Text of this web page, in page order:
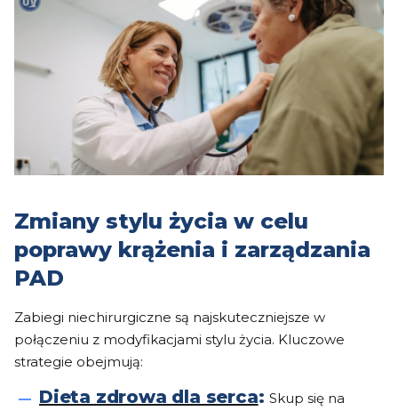
Zmiany stylu życia w celu
poprawy krążenia i zarządzania
PAD
Zabiegi niechirurgiczne są najskuteczniejsze w
połączeniu z modyfikacjami stylu życia. Kluczowe
strategie obejmują:
Dieta zdrowa dla serca:Skup się na